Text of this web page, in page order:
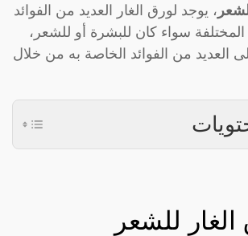
، يوجد لورق الغار العديد من الفوائد
المختلفة سواء كان للبشرة أو للشعر،
العديد من الفوائد الخاصة به من خلال
للشعر